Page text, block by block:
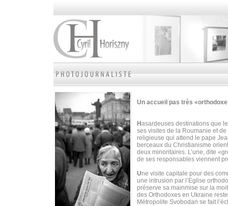
Un accueil pas très
H asardeuses destinations que
ses visites de la Roumanie et
religieuse qui attend le pape
berceaux du Christianisme
deux minoritaires. L’une, dite
de ses responsables viennent
Une visite capitale pour des
une intrusion par l’Eglise
préserve sa mainmise sur la
des Orthodoxes en Ukraine
Métropolite Svobodan se fait